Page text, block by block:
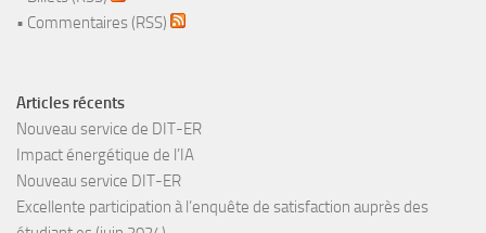
• Commentaires (RSS)
Articles récents
Nouveau service de DIT-ER
Impact énergétique de l’IA
Nouveau service DIT-ER
Excellente participation à l’enquête de satisfaction auprès des